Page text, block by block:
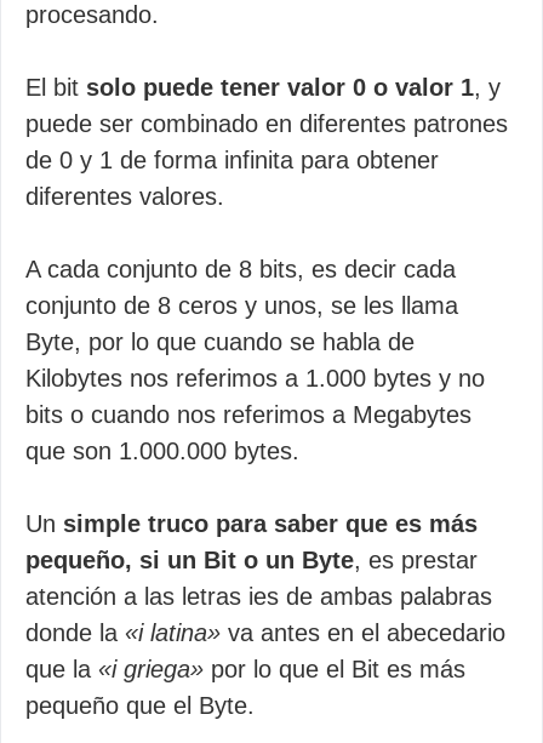
procesando.
El bit solo puede tener valor 0 o valor 1, y
puede ser combinado en diferentes patrones
de 0 y 1 de forma infinita para obtener
diferentes valores.
A cada conjunto de 8 bits, es decir cada
conjunto de 8 ceros y unos, se les llama
Byte, por lo que cuando se habla de
Kilobytes nos referimos a 1.000 bytes y no
bits o cuando nos referimos a Megabytes
que son 1.000.000 bytes.
Un simple truco para saber que es más
pequeño, si un Bit o un Byte, es prestar
atención a las letras ies de ambas palabras
donde la «i latina» va antes en el abecedario
que la «i griega» por lo que el Bit es más
pequeño que el Byte.